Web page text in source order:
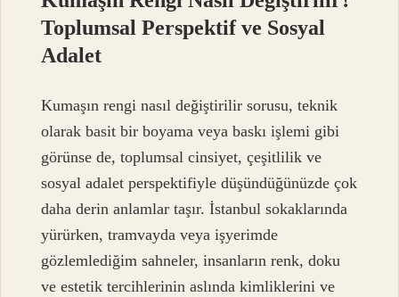
Toplumsal Perspektif ve Sosyal
Adalet
Kumaşın rengi nasıl değiştirilir sorusu, teknik
olarak basit bir boyama veya baskı işlemi gibi
görünse de, toplumsal cinsiyet, çeşitlilik ve
sosyal adalet perspektifiyle düşündüğünüzde çok
daha derin anlamlar taşır. İstanbul sokaklarında
yürürken, tramvayda veya işyerimde
gözlemlediğim sahneler, insanların renk, doku
ve estetik tercihlerinin aslında kimliklerini ve